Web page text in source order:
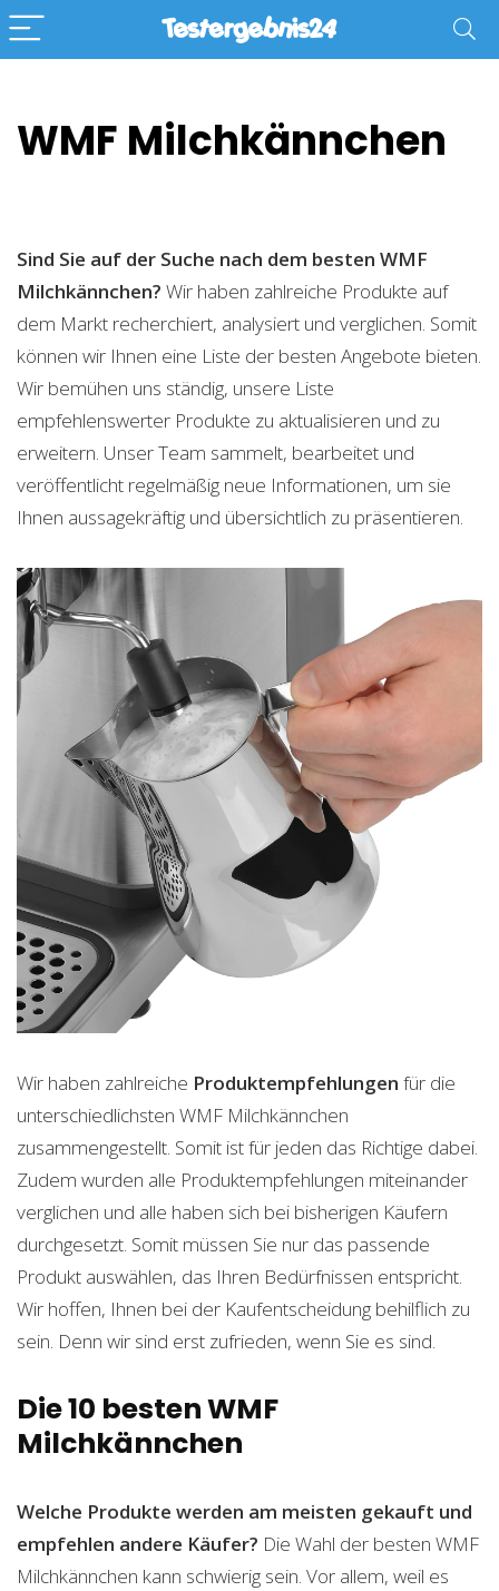
WMF Milchkännchen
Sind Sie auf der Suche nach dem besten WMF
Milchkännchen? Wir haben zahlreiche Produkte auf
dem Markt recherchiert, analysiert und verglichen. Somit
können wir Ihnen eine Liste der besten Angebote bieten.
Wir bemühen uns ständig, unsere Liste
empfehlenswerter Produkte zu aktualisieren und zu
erweitern. Unser Team sammelt, bearbeitet und
veröffentlicht regelmäßig neue Informationen, um sie
Ihnen aussagekräftig und übersichtlich zu präsentieren.
Wir haben zahlreiche Produktempfehlungen für die
unterschiedlichsten WMF Milchkännchen
zusammengestellt. Somit ist für jeden das Richtige dabei.
Zudem wurden alle Produktempfehlungen miteinander
verglichen und alle haben sich bei bisherigen Käufern
durchgesetzt. Somit müssen Sie nur das passende
Produkt auswählen, das Ihren Bedürfnissen entspricht.
Wir hoffen, Ihnen bei der Kaufentscheidung behilflich zu
sein. Denn wir sind erst zufrieden, wenn Sie es sind.
Die 10 besten WMF
Milchkännchen
Welche Produkte werden am meisten gekauft und
empfehlen andere Käufer? Die Wahl der besten WMF
Milchkännchen kann schwierig sein. Vor allem, weil es